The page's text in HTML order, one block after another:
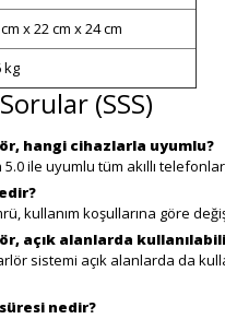
x 22 cm x 24 cm
kg
(SSS)
hangi cihazlarla uyumlu?
ile uyumlu tüm akıllı
kullanım koşullarına göre
açık alanlarda
sistemi açık alanlarda da
nedir?